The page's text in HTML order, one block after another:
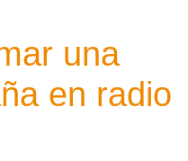
una
en radio